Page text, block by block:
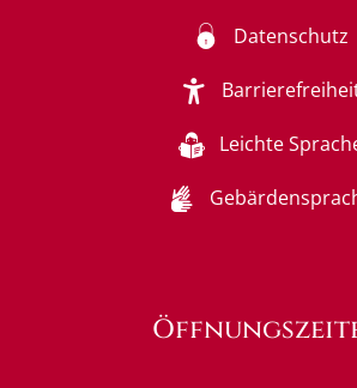
Datenschutz
Leichte